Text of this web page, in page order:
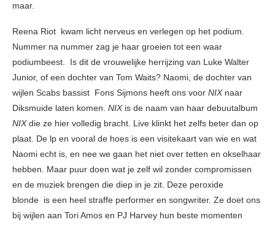
maar.
Reena Riot kwam licht nerveus en verlegen op het podium.
Nummer na nummer zag je haar groeien tot een waar
podiumbeest. Is dit de vrouwelijke herrijzing van Luke Walter
Junior, of een dochter van Tom Waits? Naomi, de dochter van
wijlen Scabs bassist Fons Sijmons heeft ons voor NIXnaar
Diksmuide laten komen. NIX is de naam van haar debuutalbum
NIXdie ze hier volledig bracht. Live klinkt het zelfs beter dan op
plaat. De lp en vooral de hoes is een visitekaart van wie en wat
Naomi echt is, en nee we gaan het niet over tetten en okselhaar
hebben. Maar puur doen wat je zelf wil zonder compromissen
en de muziek brengen die diep in je zit. Deze peroxide
blonde is een heel straffe performer en songwriter. Ze doet ons
bij wijlen aan Tori Amos en PJ Harvey hun beste momenten